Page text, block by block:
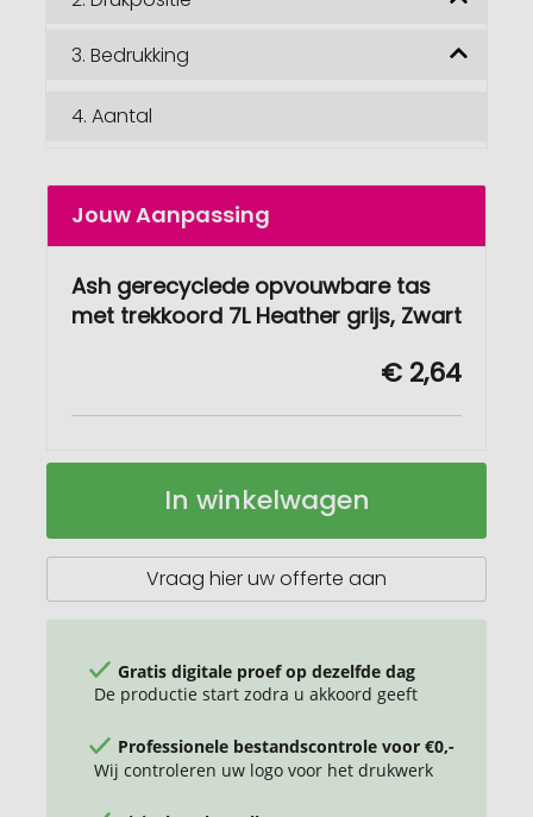
3. Bedrukking
4. Aantal
Jouw Aanpassing
Ash gerecyclede opvouwbare tas
met trekkoord 7L Heather grijs, Zwart
€ 2,64
Ash
tas
Op
In winkelwagen
Vraag hier uw offerte aan
Gratis digitale proef op dezelfde dag
De productie start zodra u akkoord geeft
Professionele bestandscontrole voor €0,-
Wij controleren uw logo voor het drukwerk